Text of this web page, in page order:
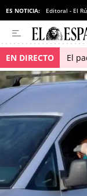
ES NOTICIA: Editoral - El
EN DIRECTO El